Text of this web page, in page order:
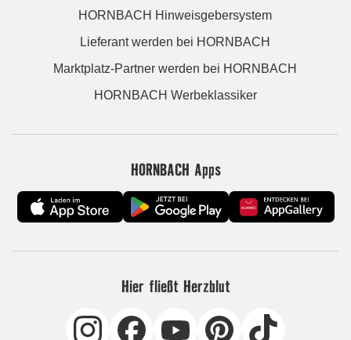
HORNBACH Hinweisgebersystem
Lieferant werden bei HORNBACH
Marktplatz-Partner werden bei HORNBACH
HORNBACH Werbeklassiker
HORNBACH Apps
Hier fließt Herzblut